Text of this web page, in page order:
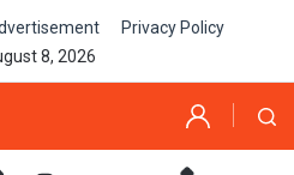
Privacy Policy
8, 2026